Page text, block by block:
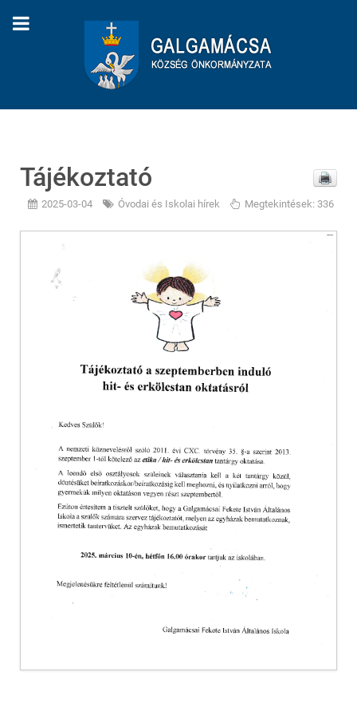
Tájékoztató
2025-03-04 Óvodai és Iskolai hírek Megtekintések: 336